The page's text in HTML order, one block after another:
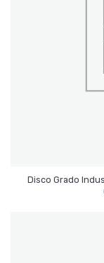
Disco Grado